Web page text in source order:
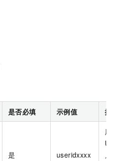
是否必填 示例值 描
是 useridxxxx
用